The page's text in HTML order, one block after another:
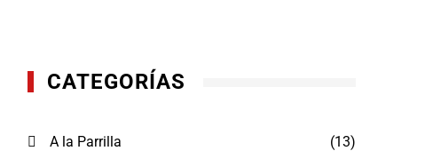
CATEGORÍAS
A la Parrilla (13)